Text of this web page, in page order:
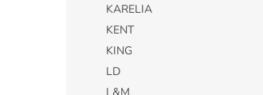
KARELIA
KENT
KING
LD
L&M